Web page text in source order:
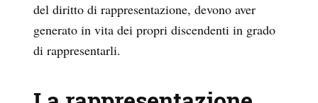
del diritto di rappresentazione, devono aver
generato in vita dei propri discendenti in grado
di rappresentarli.